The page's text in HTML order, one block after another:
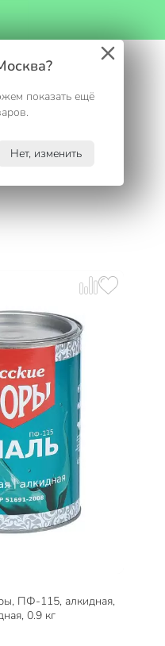
показать ещё
Нет, изменить
Корзина
ОТДЫХ НА ДАЧЕ
ПФ-115, алкидная,
0.9 кг